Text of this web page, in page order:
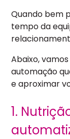
Quando bem
tempo da
Abaixo,
automação
e aproximar
1.